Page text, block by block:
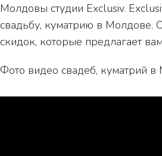
Молдовы студии Exclusiv.
свадьбу, куматрию в Молдове.
скидок, которые предлагает
Фото видео свадеб, куматрий